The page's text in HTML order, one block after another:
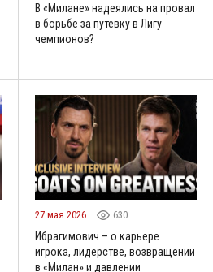
В «Милане» надеялись на провал
в борьбе за путевку в Лигу
чемпионов?
27 мая 2026 630
Ибрагимович – о карьере
игрока, лидерстве, возвращении
в «Милан» и давлении